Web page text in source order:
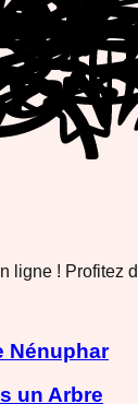
! Profitez
Nénuphar
un Arbre